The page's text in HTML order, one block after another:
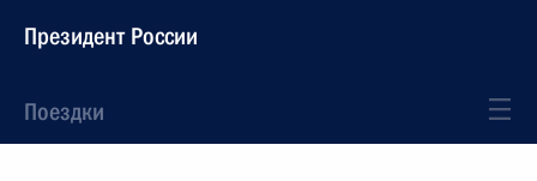
Президент России
Поездки